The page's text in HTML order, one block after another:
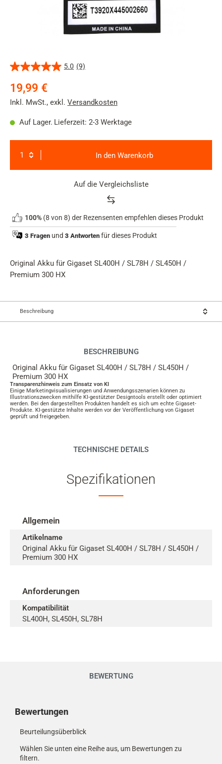
5.0 (9)
5.0
5
Sternen.
9
19,99 €
Inkl. MwSt., exkl. Versandkosten
Auf Lager. Lieferzeit: 2-3 Werktage
In den Warenkorb
Auf die Vergleichsliste
Product
rating
summary
100% (8 von 8) der Rezensenten empfehlen dieses Produkt
3 Fragen und 3 Antworten für dieses Produkt
Original Akku für Gigaset SL400H / SL78H / SL450H /
Premium 300 HX
Beschreibung
BESCHREIBUNG
Original Akku für Gigaset SL400H / SL78H / SL450H /
Premium 300 HX
Transparenzhinweis zum Einsatz von KI
Einige Marketingvisualisierungen und Anwendungsszenarien können zu
Illustrationszwecken mithilfe KI-gestützter Designtools erstellt oder optimiert
werden. Bei den dargestellten Produkten handelt es sich um echte Gigaset-
Produkte. KI-gestützte Inhalte werden vor der Veröffentlichung von Gigaset
geprüft und freigegeben.
TECHNISCHE DETAILS
Spezifikationen
Allgemein
Artikelname
Original Akku für Gigaset SL400H / SL78H / SL450H /
Premium 300 HX
Anforderungen
Kompatibilität
SL400H, SL450H, SL78H
BEWERTUNG
Bewertungen
Beurteilungsüberblick
Wählen Sie unten eine Reihe aus, um Bewertungen zu
filtern.